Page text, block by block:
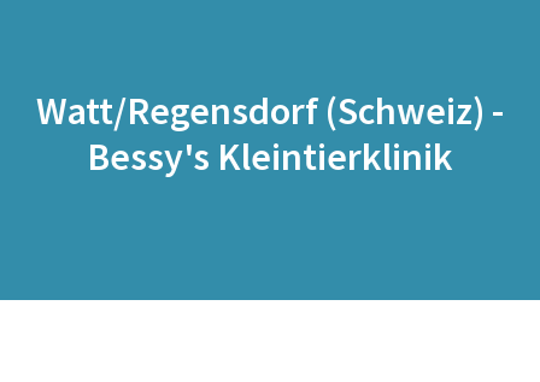
Watt/Regensdorf (Schweiz) -
Bessy's Kleintierklinik